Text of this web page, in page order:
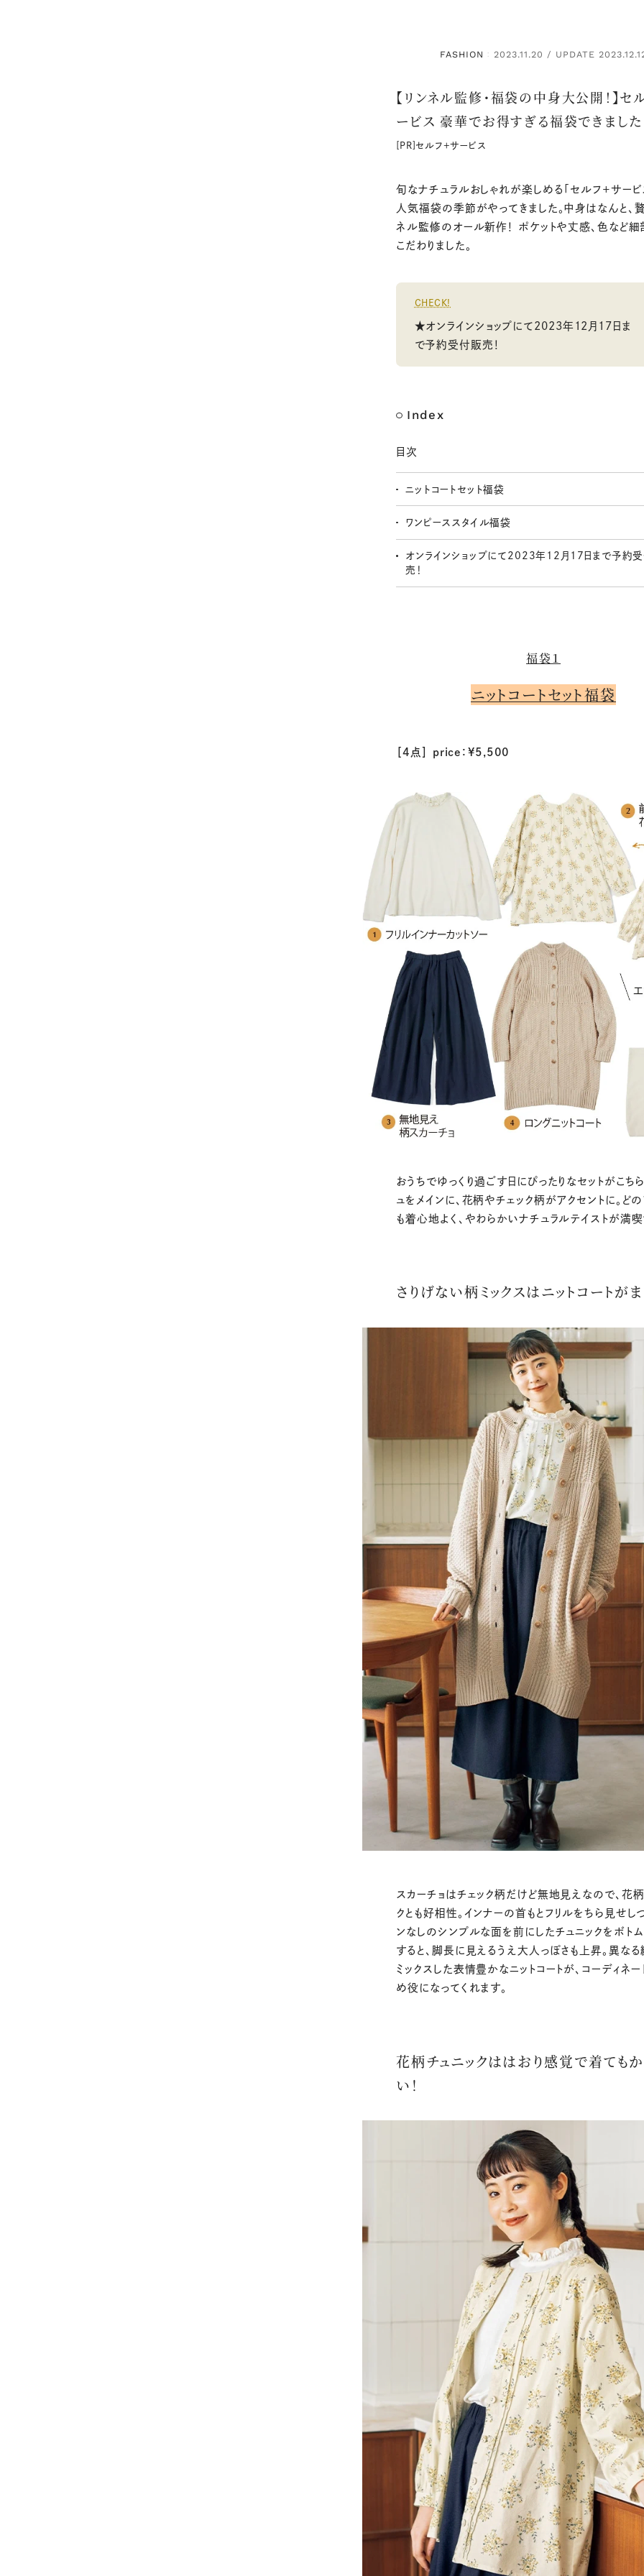
FASHION ： 2023.11.20 / UPDATE
【リンネル監修・福袋の中身大公開！】セ
ービス 豪華でお得すぎる福袋できました
[PR]セルフ＋サービス
旬なナチュラルおしゃれが楽しめる「セルフ＋サービ
人気福袋の季節がやってきました。中身はなんと、
ネル監修のオール新作！ ポケットや丈感、色など細
こだわりました。
CHECK!
★オンラインショップにて2023年12月17日ま
で予約受付販売！
Index
目次
ニットコートセット福袋
ワンピーススタイル福袋
オンラインショップにて2023年12月17日まで予約
売！
福袋１
ニットコートセット福袋
［4点］ price：¥5,500
おうちでゆっくり過ごす日にぴったりなセットがこち
ュをメインに、花柄やチェック柄がアクセントに。ど
も着心地よく、やわらかいナチュラルテイストが満喫
さりげない柄ミックスはニットコートが
スカーチョはチェック柄だけど無地見えなので、花
クとも好相性。インナーの首もとフリルをちら見せし
ンなしのシンプルな面を前にしたチュニックをボト
すると、脚長に見えるうえ大人っぽさも上昇。異な
ミックスした表情豊かなニットコートが、コーディネー
め役になってくれます。
花柄チュニックははおり感覚で着ても
い！